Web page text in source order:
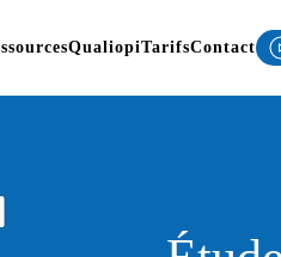
QualiopiTarifsContact